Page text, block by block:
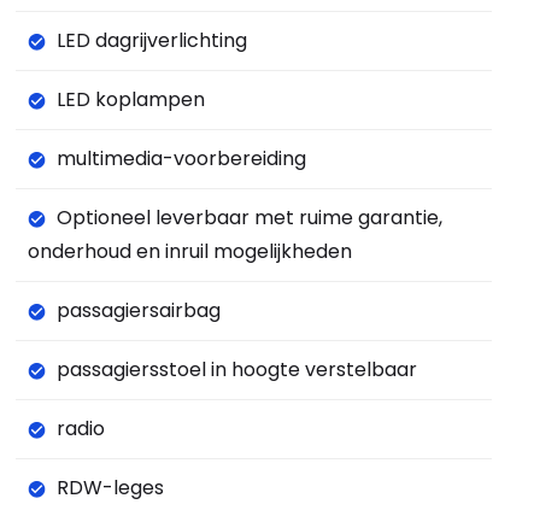
LED dagrijverlichting
LED koplampen
multimedia-voorbereiding
Optioneel leverbaar met ruime garantie,
onderhoud en inruil mogelijkheden
passagiersairbag
passagiersstoel in hoogte verstelbaar
radio
RDW-leges